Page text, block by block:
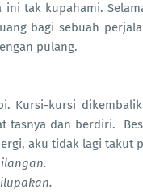
ini tak kupahami.
bagi sebuah
pulang.
Kursi-kursi
tasnya dan berdiri.
aku tidak lagi takut